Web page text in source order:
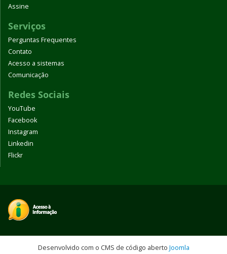
Assine
Serviços
Perguntas Frequentes
Contato
Acesso a sistemas
Comunicação
Redes Sociais
YouTube
Facebook
Instagram
Linkedin
Flickr
Desenvolvido com o CMS de código aberto Joomla